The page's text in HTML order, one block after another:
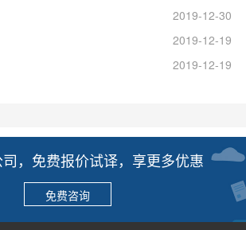
2019-12-30
2019-12-19
2019-12-19
，免费报价试译，享更多优惠
免费咨询